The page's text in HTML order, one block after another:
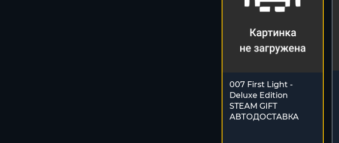
007 First Light -
Deluxe Edition
STEAM GIFT
АВТОДОСТАВКА